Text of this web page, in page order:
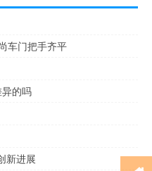
车门把手齐平
的吗
新进展